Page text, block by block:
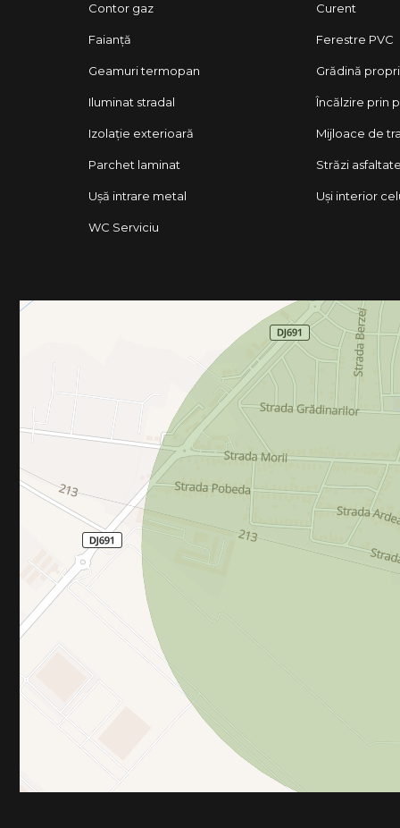
Contor gaz Curent
Faianță Ferestre PVC
Geamuri termopan Grădină
Iluminat stradal Încălzire prin
Izolație exterioară Mijloace de
Parchet laminat Străzi asfaltate
Ușă intrare metal Uși interior
WC Serviciu